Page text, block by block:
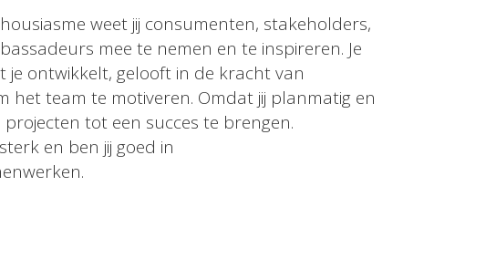
weet jij consumenten, stakeholders,
mee te nemen en te inspireren. Je
ontwikkelt, gelooft in de kracht van
het team te motiveren. Omdat jij planmatig en
tot een succes te brengen.
en ben jij goed in